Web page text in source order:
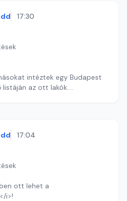
17:30
intéztek egy Budapest
listáján az ott lakók.
17:04
ott lehet a
i>!